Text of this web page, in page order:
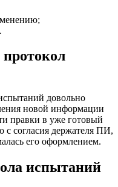
довольно
новой информации
правки в уже готовый
с согласия держателя ПИ,
его оформлением.
испытаний